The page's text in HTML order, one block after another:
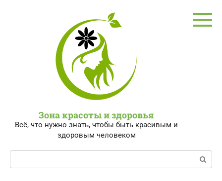
Зона красоты и здоровья
Всё, что нужно знать, чтобы быть красивым и
здоровым человеком
Поиск: